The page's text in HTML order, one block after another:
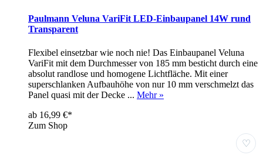
Paulmann Veluna VariFit LED-Einbaupanel 14W rund
Transparent
Flexibel einsetzbar wie noch nie! Das Einbaupanel Veluna
VariFit mit dem Durchmesser von 185 mm besticht durch eine
absolut randlose und homogene Lichtfläche. Mit einer
superschlanken Aufbauhöhe von nur 10 mm verschmelzt das
Panel quasi mit der Decke ... Mehr »
ab 16,99 €*
Zum Shop
♡